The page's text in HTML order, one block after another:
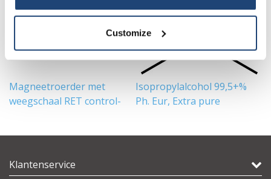
Customize
Magneetroerder met
weegschaal RET control-
Isopropylalcohol 99,5+%
Ph. Eur, Extra pure
Klantenservice